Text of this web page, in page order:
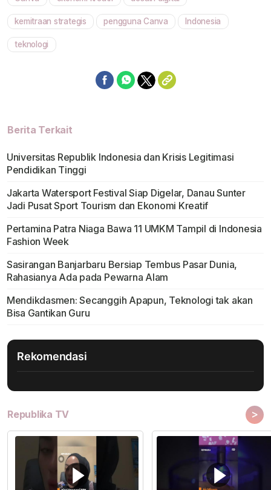
kemitraan strategis pengguna Canva Indonesia
teknologi
Berita Terkait
Universitas Republik Indonesia dan Krisis Legitimasi
Pendidikan Tinggi
Jakarta Watersport Festival Siap Digelar, Danau Sunter
Jadi Pusat Sport Tourism dan Ekonomi Kreatif
Pertamina Patra Niaga Bawa 11 UMKM Tampil di Indonesia
Fashion Week
Sasirangan Banjarbaru Bersiap Tembus Pasar Dunia,
Rahasianya Ada pada Pewarna Alam
Mendikdasmen: Secanggih Apapun, Teknologi tak akan
Bisa Gantikan Guru
Rekomendasi
Republika TV >